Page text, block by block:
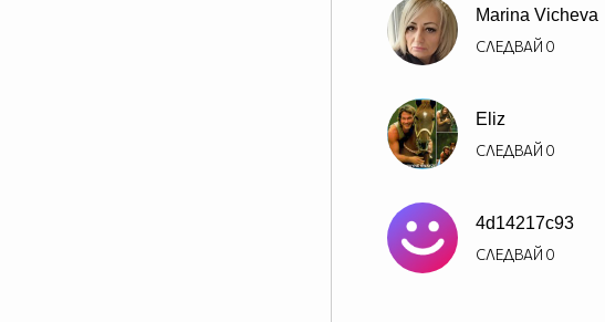
Marina Vicheva
СЛЕДВАЙ 0
Eliz
СЛЕДВАЙ 0
4d14217c93
СЛЕДВАЙ 0